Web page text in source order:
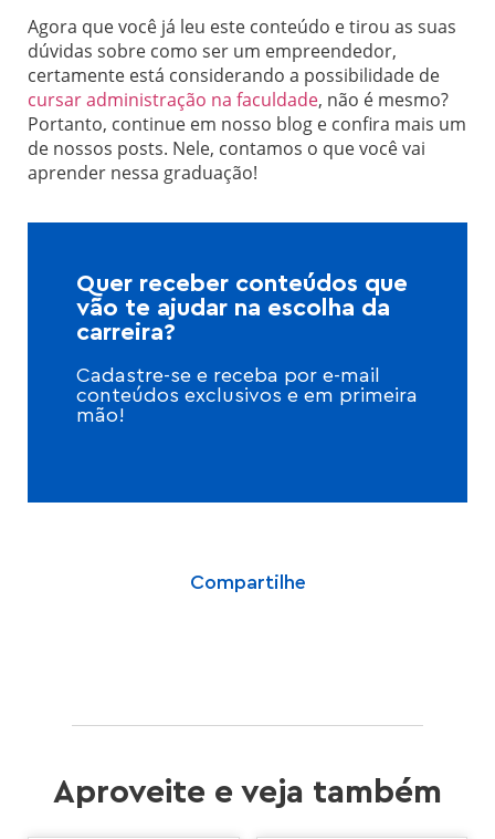
Agora que você já leu este conteúdo e tirou as suas
dúvidas sobre como ser um empreendedor,
certamente está considerando a possibilidade de
cursar administração na faculdade, não é mesmo?
Portanto, continue em nosso blog e confira mais um
de nossos posts. Nele, contamos o que você vai
aprender nessa graduação!
Quer receber conteúdos que
vão te ajudar na escolha da
carreira?
Cadastre-se e receba por e-mail
conteúdos exclusivos e em primeira
mão!
Compartilhe
Aproveite e veja também